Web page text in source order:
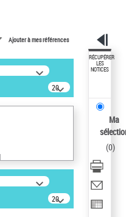
Ajouter à mes références
20
résultats/page
20
résultats/page
RÉCUPÉRER
LES
NOTICES
Ma
(0)